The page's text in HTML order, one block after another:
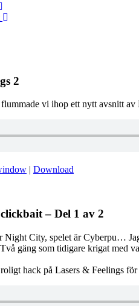
2
vi ihop ett nytt avsnitt
| Download
– Del 1 av 2
Night City, spelet är Cyberpu…
Två gäng som tidigare krigat med
hack på Lasers & Feelings